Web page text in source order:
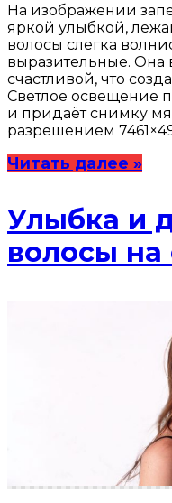
На изображении
яркой улыбкой,
волосы слегка
выразительные. Она
счастливой, что
Светлое освещение
и придаёт снимку
разрешением
Читать далее »
Улыбка и
волосы